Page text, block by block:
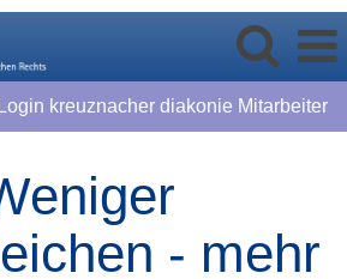
Login kreuznacher diakonie Mitarbeiter
- mehr